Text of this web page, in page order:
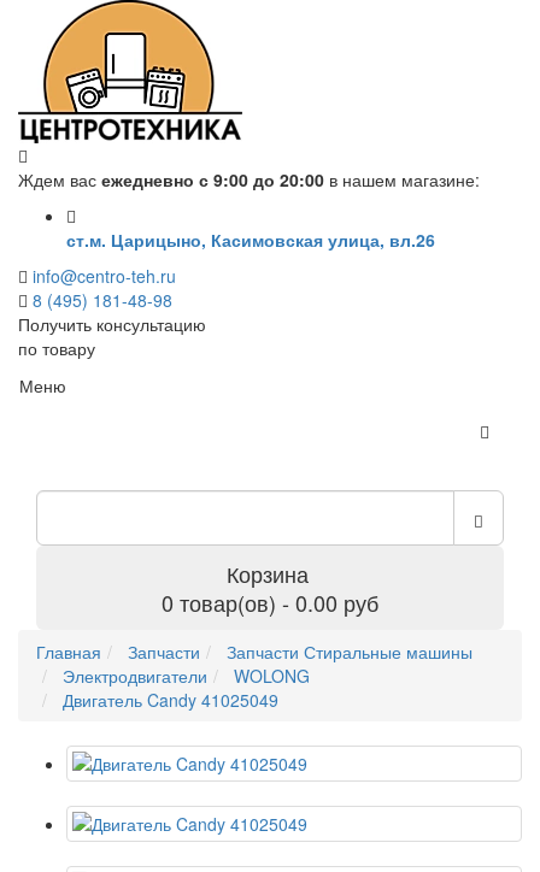
Ждем вас ежедневно с 9:00 до 20:00 в нашем магазине:
ст.м. Царицыно, Касимовская улица, вл.26
info@centro-teh.ru
8 (495) 181-48-98
Получить консультацию
по товару
Меню
Корзина
0 товар(ов) - 0.00 руб
Главная Запчасти
Запчасти Стиральные машины
Электродвигатели
WOLONG
Двигатель Candy 41025049